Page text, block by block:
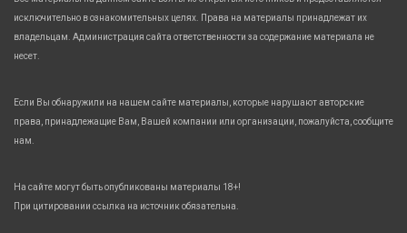
исключительно в ознакомительных целях. Права на материалы принадлежат их
владельцам. Администрация сайта ответственности за содержание материала не
несет.
Если Вы обнаружили на нашем сайте материалы, которые нарушают авторские
права, принадлежащие Вам, Вашей компании или организации, пожалуйста, сообщите
нам.
На сайте могут быть опубликованы материалы 18+!
При цитировании ссылка на источник обязательна.